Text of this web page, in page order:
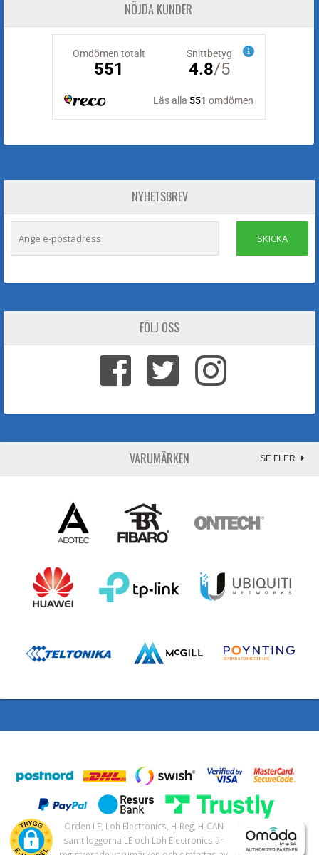
NÖJDA KUNDER
NYHETSBREV
SKICKA
FÖLJ OSS
VARUMÄRKEN SE FLER
Orden LE, Loh Electronics, H-Reg, H-CAN
samt loggorna LE och Loh Electronics är